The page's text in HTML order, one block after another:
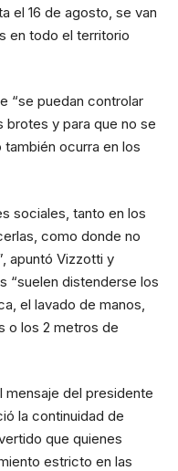
el 16 de agosto, se van
en todo el territorio
“se puedan controlar
brotes y para que no se
ocurra en los
sociales, tanto en los
como donde no
apuntó Vizzotti y
“suelen distenderse los
el lavado de manos,
o los 2 metros de
mensaje del presidente
la continuidad de
que quienes
estricto en las